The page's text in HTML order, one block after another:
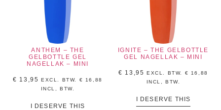
ANTHEM – THE
GELBOTTLE GEL
NAGELLAK – MINI
€ 13,95 EXCL. BTW. €
16,88
INCL, BTW.
I DESERVE THIS
IGNITE – THE GELBOTTLE
GEL NAGELLAK – MINI
€ 13,95 EXCL. BTW. €
16,88
INCL, BTW.
I DESERVE THIS